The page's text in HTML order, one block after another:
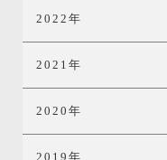
2022年
2021年
2020年
2019年